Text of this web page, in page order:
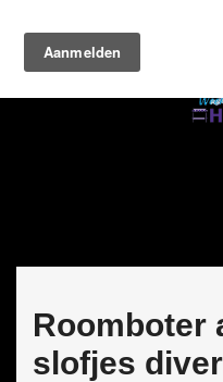
Roomboter
slofjes